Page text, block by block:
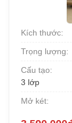
Kích thước:
Trọng lượng:
Cấu tạo:
3 lớp
Mở két: